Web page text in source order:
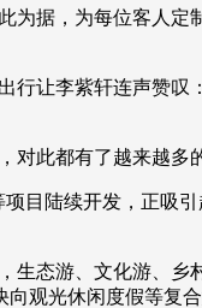
才
据，为每位客人定
让李紫轩连声赞叹
此都有了越来越多
陆续开发，正吸引
态游、文化游、乡
观光休闲度假等复合